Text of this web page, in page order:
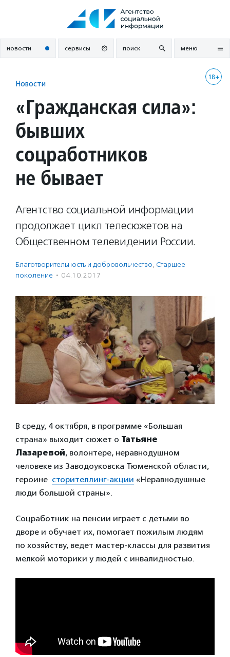
новости сервисы поиск меню
18+
Новости
«Гражданская сила»:
бывших
соцработников
не бывает
Агентство социальной информации
продолжает цикл телесюжетов на
Общественном телевидении России.
Благотвори­тель­ность и доброволь­чест­во, Старшее
поколение · 04.10.2017
В среду, 4 октября, в программе «Большая
страна» выходит сюжет о Татьяне
Лазаревой, волонтере, неравнодушном
человеке из Заводоуковска Тюменской области,
героине сторителлинг-акции «Неравнодушные
люди большой страны».
Соцработник на пенсии играет с детьми во
дворе и обучает их, помогает пожилым людям
по хозяйству, ведет мастер-классы для развития
мелкой моторики у людей с инвалидностью.